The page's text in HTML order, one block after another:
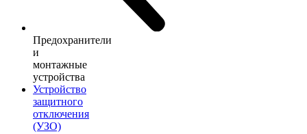
Предохранители
и
монтажные
устройства
Устройство
защитного
отключения
(УЗО)